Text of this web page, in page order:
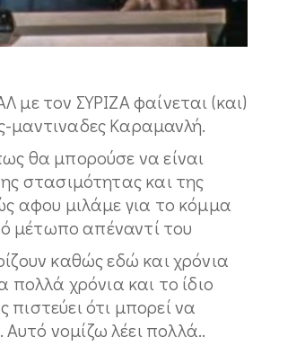
τον ΣΥΡΙΖΑ φαίνεται (και)
μαντιναδες Καραμανλή.
θα μπορούσε να είναι
στασιμότητας και της
αφου μιλάμε για το κόμμα
μέτωπο απέναντί του
καθώς εδώ και χρόνια
πολλά χρόνια και το ίδιο
ότι μπορεί να
νομίζω λέει πολλά..